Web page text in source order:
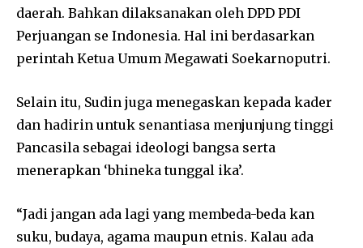
daerah. Bahkan dilaksanakan oleh DPD PDI
Perjuangan se Indonesia. Hal ini berdasarkan
perintah Ketua Umum Megawati Soekarnoputri.
Selain itu, Sudin juga menegaskan kepada kader
dan hadirin untuk senantiasa menjunjung tinggi
Pancasila sebagai ideologi bangsa serta
menerapkan ‘bhineka tunggal ika’.
“Jadi jangan ada lagi yang membeda-beda kan
suku, budaya, agama maupun etnis. Kalau ada